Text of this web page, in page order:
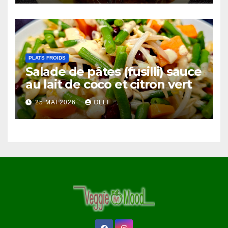
PLATS FROIDS
Salade de pâtes (fusilli) sauce
au lait de coco et citron vert
25 MAI 2026 OLLI